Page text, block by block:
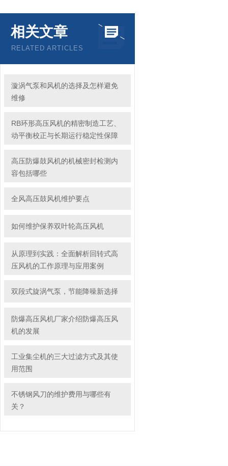
相关文章
RELATED ARTICLES
漩涡气泵和风机的选择及怎样避免
维修
RB环形高压风机的精密制造工艺、
动平衡校正与长期运行稳定性保障
高压防爆鼓风机的机械密封检测内
容包括哪些
全风高压鼓风机维护要点
如何维护保养双叶轮高压风机
从原理到实践：全面解析回转式高
压风机的工作原理与应用案例
双段式旋涡气泵，节能降噪新选择
防爆高压风机厂家介绍防爆高压风
机的发展
工业集尘机的三大过滤方式及其使
用范围
不锈钢风刀的维护费用与哪些有
关？